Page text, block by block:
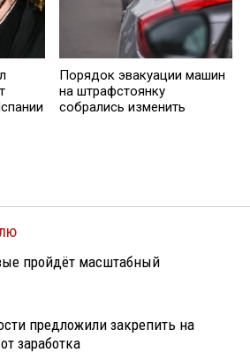
Порядок эвакуации машин
на штрафстоянку
собрались изменить
пройдёт масштабный
предложили закрепить на
заработка